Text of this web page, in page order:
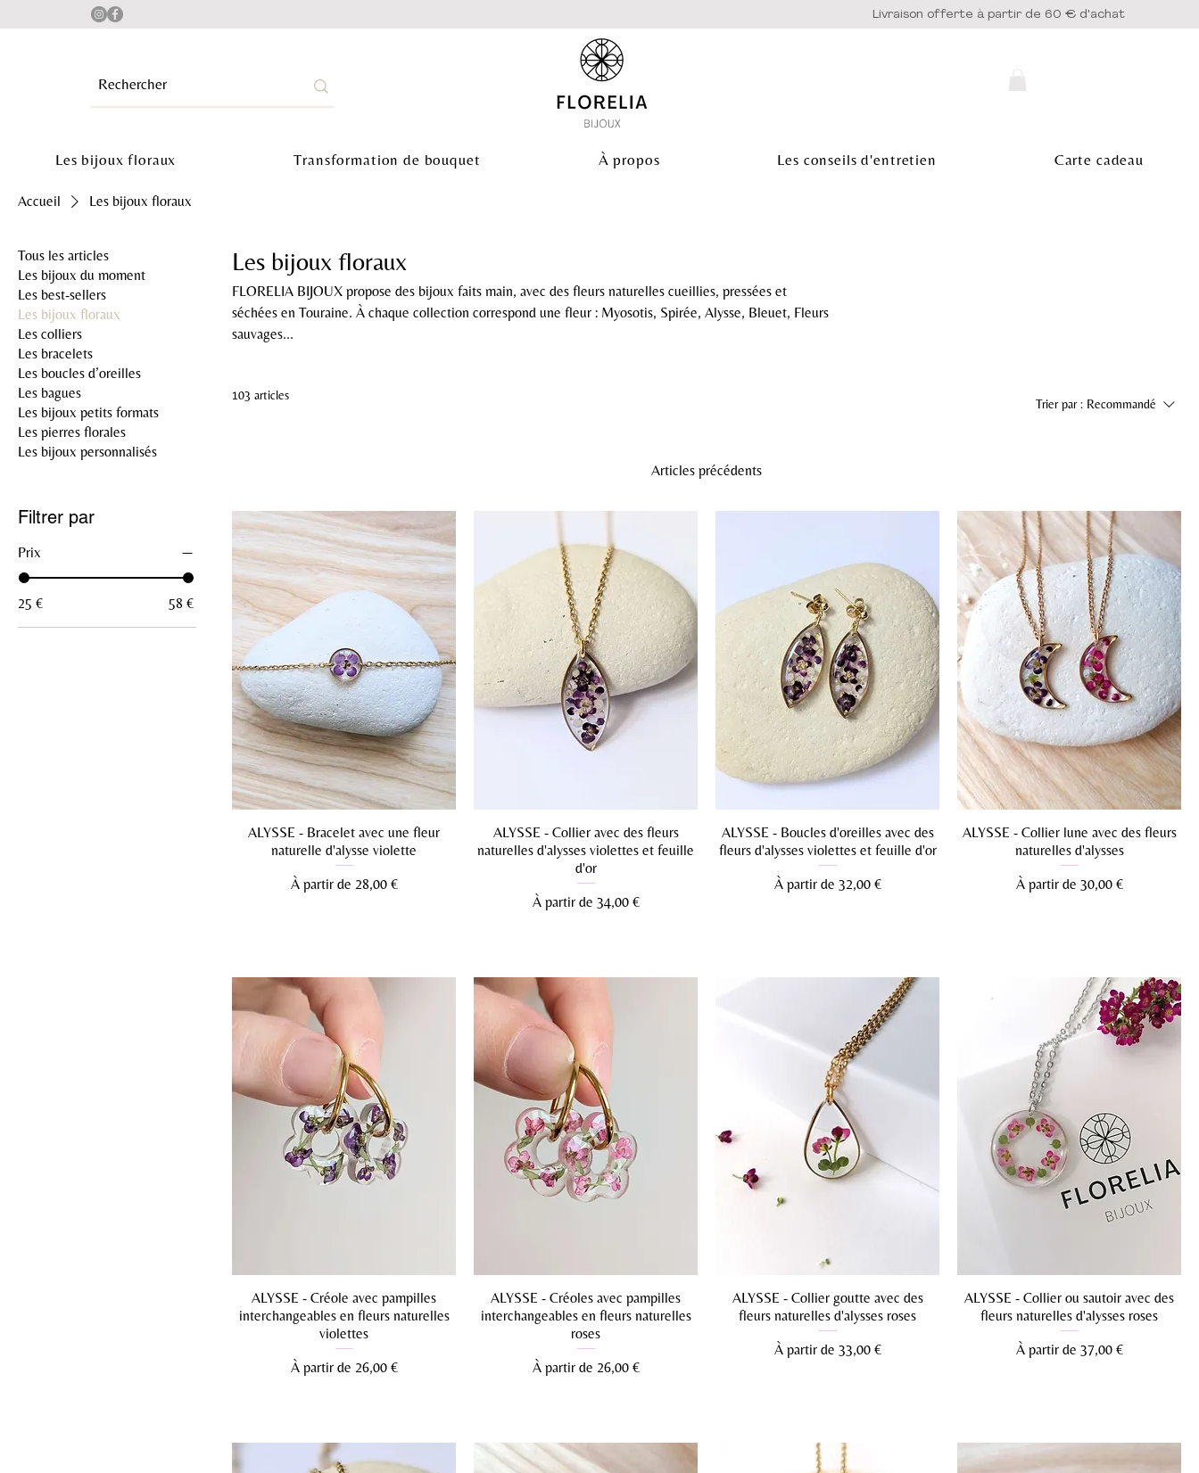
Livraison offerte à partir de 60 € d'achat
Les bijoux floraux Transformation de bouquet À propos Les conseils d'entretien Carte cadeau
Accueil Les bijoux floraux
Tous les articles
Les bijoux du moment
Les best-sellers
Les bijoux floraux
Les colliers
Les bracelets
Les boucles d’oreilles
Les bagues
Les bijoux petits formats
Les pierres florales
Les bijoux personnalisés
Filtrer par
Prix
25 € 58 €
Les bijoux floraux
FLORELIA BIJOUX propose des bijoux faits main, avec des fleurs naturelles cueillies, pressées et
séchées en Touraine. À chaque collection correspond une fleur : Myosotis, Spirée, Alysse, Bleuet, Fleurs
sauvages...
103 articles
Trier par : Recommandé
Articles précédents
ALYSSE - Bracelet avec une fleur
naturelle d'alysse violette
À partir de 28,00 €
Prix promotionnel
ALYSSE - Collier avec des fleurs
naturelles d'alysses violettes et feuille
d'or
À partir de 34,00 €
Prix promotionnel
ALYSSE - Boucles d'oreilles avec des
fleurs d'alysses violettes et feuille d'or
À partir de 32,00 €
Prix promotionnel
ALYSSE - Collier lune avec des fleurs
naturelles d'alysses
À partir de 30,00 €
Prix promotionnel
ALYSSE - Créole avec pampilles
interchangeables en fleurs naturelles
violettes
À partir de 26,00 €
Prix promotionnel
ALYSSE - Créoles avec pampilles
interchangeables en fleurs naturelles
roses
À partir de 26,00 €
Prix promotionnel
ALYSSE - Collier goutte avec des
fleurs naturelles d'alysses roses
À partir de 33,00 €
Prix promotionnel
ALYSSE - Collier ou sautoir avec des
fleurs naturelles d'alysses roses
À partir de 37,00 €
Prix promotionnel